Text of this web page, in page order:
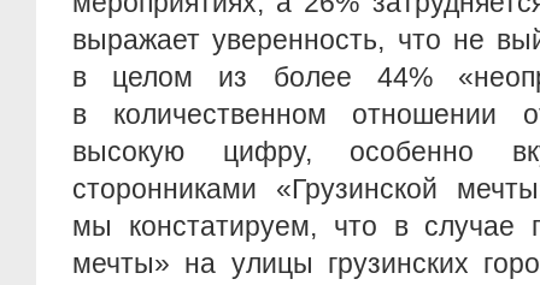
выражает уверенность, что не
в целом из более 44%
в количественном отношении
высокую цифру, особенно
сторонниками «Грузинской
мы констатируем, что в случае
мечты» на улицы грузинских